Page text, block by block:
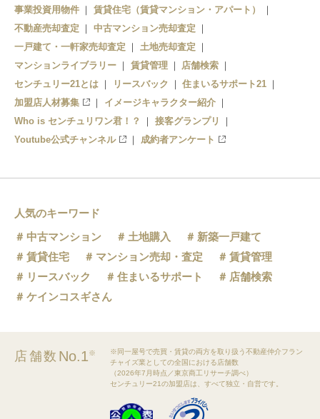
事業投資用物件
賃貸住宅（賃貸マンション・アパート）
不動産売却査定
中古マンション売却査定
一戸建て・一軒家売却査定
土地売却査定
マンションライブラリー
賃貸管理
店舗検索
センチュリー21とは
リースバック
住まいるサポート21
加盟店人材募集
イメージキャラクター紹介
Who is センチュリワン君！？
接客グランプリ
Youtube公式チャンネル
成約者アンケート
人気のキーワード
中古マンション
土地購入
新築一戸建て
賃貸住宅
マンション売却・査定
賃貸管理
リースバック
住まいるサポート
店舗検索
ケインコスギさん
店舗数 No.1※
※同一屋号で売買・賃貸の両方を取り扱う不動産仲介フラン
チャイズ業としての全国における店舗数
（2026年7月時点／東京商工リサーチ調べ）
センチュリー21の加盟店は、すべて独立・自営です。